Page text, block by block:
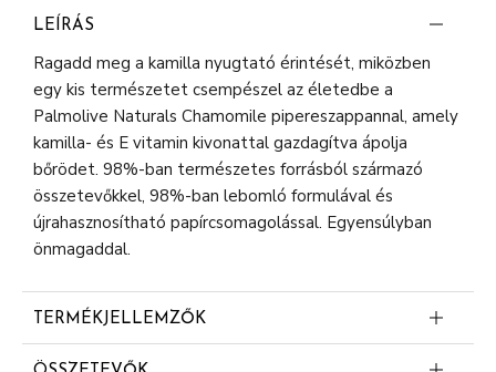
LEÍRÁS
Ragadd meg a kamilla nyugtató érintését, miközben
egy kis természetet csempészel az életedbe a
Palmolive Naturals Chamomile pipereszappannal, amely
kamilla- és E vitamin kivonattal gazdagítva ápolja
bőrödet. 98%-ban természetes forrásból származó
összetevőkkel, 98%-ban lebomló formulával és
újrahasznosítható papírcsomagolással. Egyensúlyban
önmagaddal.
TERMÉKJELLEMZŐK
98%-ban természetes forrásból